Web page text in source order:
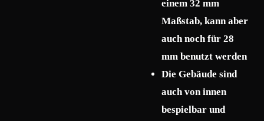
einem 32 mm
Maßstab, kann aber
auch noch für 28
mm benutzt werden
Die Gebäude sind
auch von innen
bespielbar und